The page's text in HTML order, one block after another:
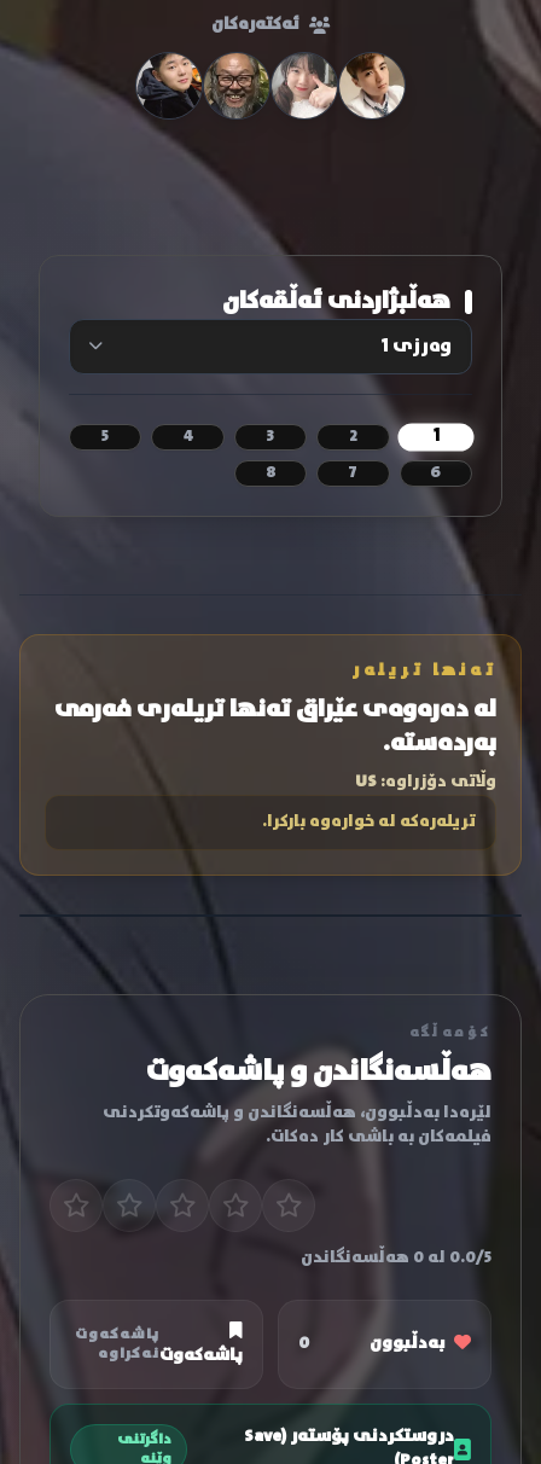
ئەکتەرەکان
هەڵبژاردنی ئەڵقەکان
1
2
3
4
5
6
7
8
تەنها تریلەر
لە دەرەوەی عێراق تەنها تریلەری فەرمی
بەردەستە.
وڵاتی دۆزراوە:US
تریلەرەکە لە خوارەوە بارکرا.
کۆمەڵگە
هەڵسەنگاندن و پاشەکەوت
لێرەدا بەدڵبوون، هەڵسەنگاندن و پاشەکەوتکردنی
فیلمەکان بە باشی کار دەکات.
0.0/5 لە 0 هەڵسەنگاندن
بەدڵبوون 0 پاشەکەوت
پاشەکەوت
نەکراوە
دروستکردنی پۆستەر (Save
داگرتنی
وێنە